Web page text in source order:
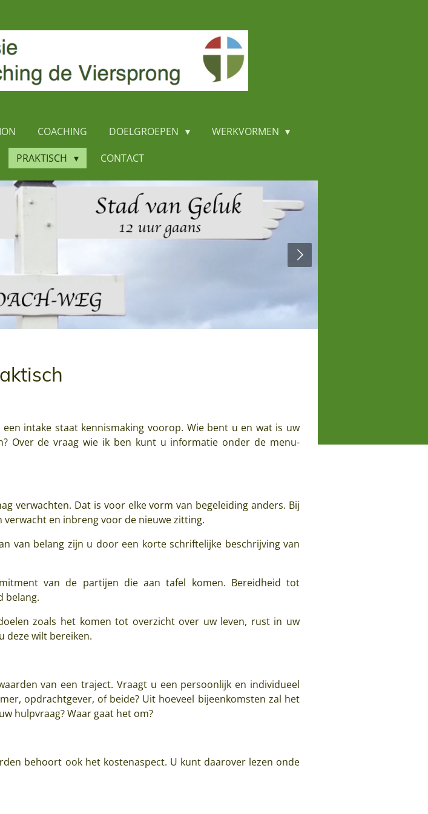
COACHING DOELGROEPEN
WERKVORMEN
PRAKTISCH CONTACT
intake staat kennismaking voorop. Wie bent u en wat is uw
Over de vraag wie ik ben kunt u informatie onder de menu-
verwachten. Dat is voor elke vorm van begeleiding anders. Bij
en inbreng voor de nieuwe zitting.
van belang zijn u door een korte schriftelijke beschrijving van
van de partijen die aan tafel komen. Bereidheid tot
belang.
zoals het komen tot overzicht over uw leven, rust in uw
deze wilt bereiken.
van een traject. Vraagt u een persoonlijk en individueel
opdrachtgever, of beide? Uit hoeveel bijeenkomsten zal het
hulpvraag? Waar gaat het om?
behoort ook het kostenaspect. U kunt daarover lezen onde